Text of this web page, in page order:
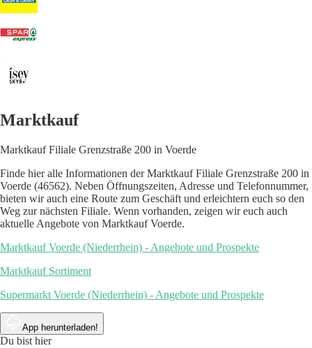
Marktkauf
Marktkauf Filiale Grenzstraße 200 in Voerde
Finde hier alle Informationen der Marktkauf Filiale Grenzstraße 200 in
Voerde (46562). Neben Öffnungszeiten, Adresse und Telefonnummer,
bieten wir auch eine Route zum Geschäft und erleichtern euch so den
Weg zur nächsten Filiale. Wenn vorhanden, zeigen wir euch auch
aktuelle Angebote von Marktkauf Voerde.
Marktkauf Voerde (Niederrhein) - Angebote und Prospekte
Marktkauf Sortiment
Supermarkt Voerde (Niederrhein) - Angebote und Prospekte
App herunterladen!
Du bist hier